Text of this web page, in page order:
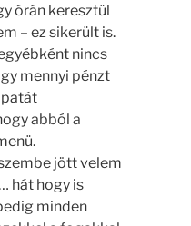
órán keresztül
– ez sikerült is.
nincs
mennyi pénzt
abból a
jött velem
hát hogy is
minden